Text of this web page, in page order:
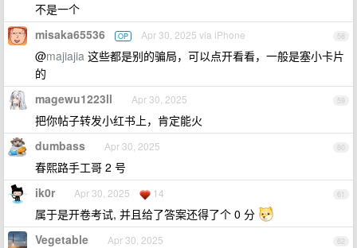
不是一个
58
misaka65536 OP Apr 30, 2025 via iPhone
@majiajia 这些都是别的骗局，可以点开看看，一般是塞小卡片
的
59
magewu1223ll Apr 30, 2025
把你帖子转发小红书上，肯定能火
60
dumbass Apr 30, 2025
春熙路手工哥 2 号
61
ik0r Apr 30, 2025 14
属于是开卷考试, 并且给了答案还得了个 0 分
62
Vegetable Apr 30, 2025